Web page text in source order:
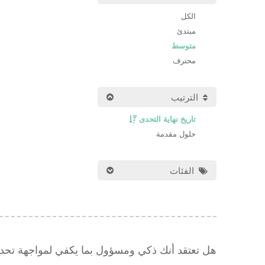
الكل
مبتدئ
متوسط
محترف
الترتيب
تاريخ نهاية التحدى
حلول مقدمة
الفئات
هل تعتقد أنك ذكي ومسؤول بما يكفي لمواجهة